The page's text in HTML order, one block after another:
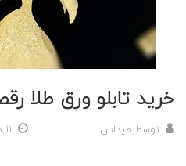
خرید تابلو ورق طلا
توسط میداس